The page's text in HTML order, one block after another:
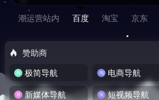
潮运营站内 百度 淘宝 京东
赞助商
极简导航
电商导航
新媒体导航 短视频导航